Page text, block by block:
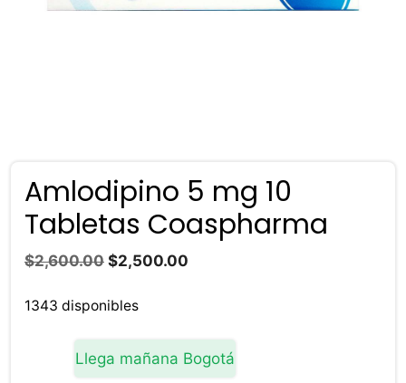
Amlodipino 5 mg 10
Tabletas Coaspharma
$2,600.00 El
original
$2,600.00.
$2,500.00
$2,500.00.
1343 disponibles
Llega mañana Bogotá